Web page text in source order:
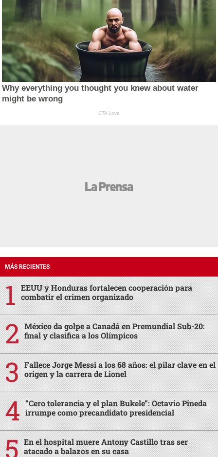
Why everything you thought you knew about water
might be wrong
CTA Love
MÁS RECIENTES
EEUU y Honduras fortalecen cooperación para
combatir el crimen organizado
México da golpe a Canadá en Premundial Sub-20:
final y clasifica a los Olímpicos
Fallece Jorge Messi a los 68 años: el pilar clave en el
origen y la carrera de Lionel
“Cero tolerancia y el plan Bukele”: Octavio Pineda
irrumpe como precandidato presidencial
En el hospital muere Antony Castillo tras ser
atacado a balazos en su casa